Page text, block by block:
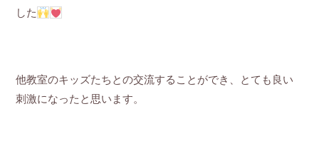
した
他教室のキッズたちとの交流することができ、とても良い
刺激になったと思います。